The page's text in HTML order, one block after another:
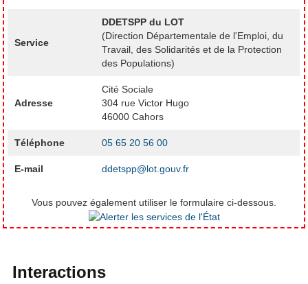
Service
DDETSPP du LOT
(Direction Départementale de l'Emploi, du
Travail, des Solidarités et de la Protection
des Populations)
Adresse
Cité Sociale
304 rue Victor Hugo
46000 Cahors
Téléphone 05 65 20 56 00
E-mail ddetspp@lot.gouv.fr
Vous pouvez également utiliser le formulaire ci-dessous.
Interactions